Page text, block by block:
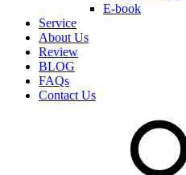
E-book
Service
About Us
Review
BLOG
FAQs
Contact Us